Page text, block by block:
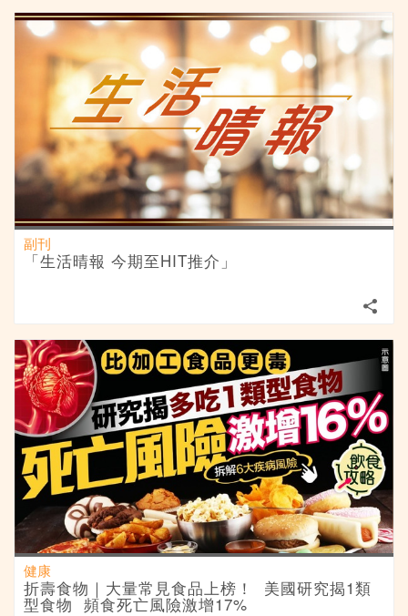
副刊
「生活晴報 今期至HIT推介」
健康
折壽食物｜大量常見食品上榜！ 美國研究揭1類
型食物 頻食死亡風險激增17%